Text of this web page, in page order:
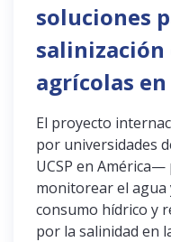
soluciones
salinización
agrícolas
El proyecto
por universidades
UCSP en
monitorear el agua
consumo hídrico y
por la salinidad en